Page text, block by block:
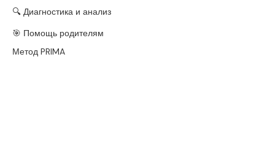
🔍 Диагностика и анализ
🎯 Помощь родителям
Метод PRIMA